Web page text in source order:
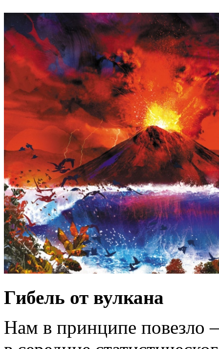
Гибель от вулкана
Нам в принципе повезло